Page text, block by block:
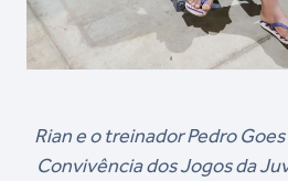
Rian e o treinador Pedro
Convivência dos Jogos da